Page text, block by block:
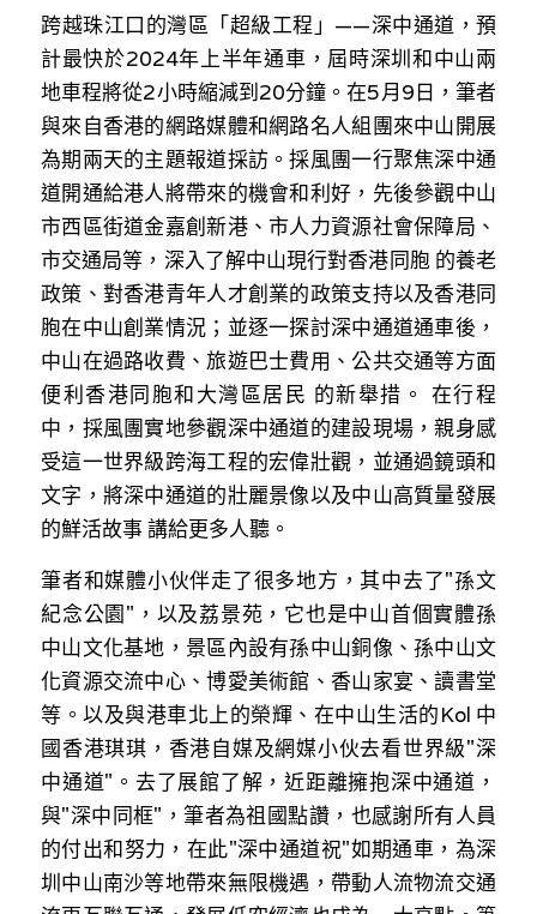
KOL 精選
大衛sir專欄
曾子晴 - 晴深直說
龔靜儀大律師專欄
陳貴春大律師專欄
陳子遷律師專欄
羅浚軒專欄
溫志倫專欄
汪明欣專欄
張美雄專欄
莊豪鋒專欄
香港科技專上書院｜專欄
跨越珠江口的灣區「超級工程」——深中通道，預
計最快於2024年上半年通車，屆時深圳和中山兩
地車程將從2小時縮減到20分鐘。在5月9日，筆者
與來自香港的網路媒體和網路名人組團來中山開展
為期兩天的主題報道採訪。採風團一行聚焦深中通
道開通給港人將帶來的機會和利好，先後參觀中山
市西區街道金嘉創新港、市人力資源社會保障局、
市交通局等，深入了解中山現行對香港同胞 的養老
政策、對香港青年人才創業的政策支持以及香港同
胞在中山創業情況；並逐一探討深中通道通車後，
中山在過路收費、旅遊巴士費用、公共交通等方面
便利香港同胞和大灣區居民 的新舉措。 在行程
中，採風團實地參觀深中通道的建設現場，親身感
受這一世界級跨海工程的宏偉壯觀，並通過鏡頭和
文字，將深中通道的壯麗景像以及中山高質量發展
的鮮活故事 講給更多人聽。
筆者和媒體小伙伴走了很多地方，其中去了"孫文
紀念公園"，以及荔景苑，它也是中山首個實體孫
中山文化基地，景區內設有孫中山銅像、孫中山文
化資源交流中心、博愛美術館、香山家宴、讀書堂
等。以及與港車北上的榮輝、在中山生活的Kol 中
國香港琪琪，香港自媒及網媒小伙去看世界級"深
中通道"。去了展館了解，近距離擁抱深中通道，
與"深中同框"，筆者為祖國點讚，也感謝所有人員
的付出和努力，在此"深中通道祝"如期通車，為深
圳中山南沙等地帶來無限機遇，帶動人流物流交通